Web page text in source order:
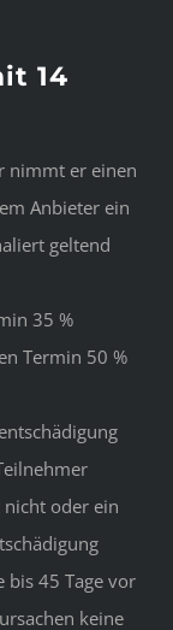
14
nimmt er einen
Anbieter ein
geltend
35 %
Termin 50 %
oder ein
bis 45 Tage vor
keine